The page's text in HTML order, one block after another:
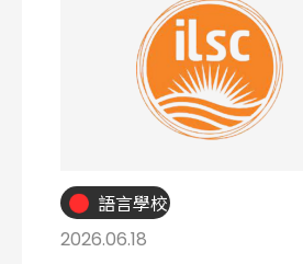
語言學校
2026.06.18